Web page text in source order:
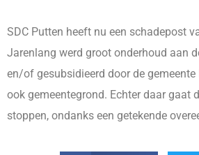
SDC Putten heeft nu een schadepost
Jarenlang werd groot onderhoud aan
en/of gesubsidieerd door de
ook gemeentegrond. Echter daar gaat
stoppen, ondanks een getekende